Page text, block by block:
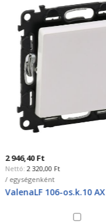
946,40 Ft
2 320,00 Ft
106-os.k.10 AX fh.